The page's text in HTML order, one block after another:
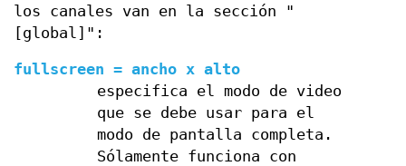
los canales van en la sección "
[global]":
fullscreen = ancho x alto
especifica el modo de video
que se debe usar para el
modo de pantalla completa.
Sólamente funciona con